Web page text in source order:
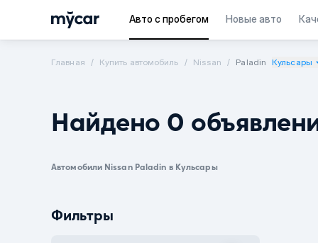
Авто с пробегом Новые авто
Главная Купить автомобиль Nissan Paladin Кульсары
Найдено 0
Автомобили Nissan Paladin в Кульсары
Фильтры